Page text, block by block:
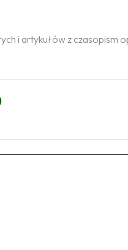
i artykułów z czasopism